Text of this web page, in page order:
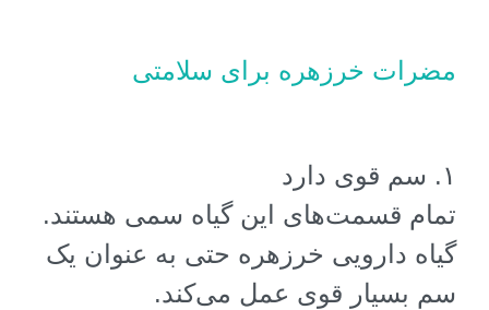
مضرات خرزهره برای سلامتی
۱. سم قوی دارد
تمام قسمت‌های این گیاه سمی هستند.
گیاه دارویی خرزهره حتی به عنوان یک
سم بسیار قوی عمل می‌کند.